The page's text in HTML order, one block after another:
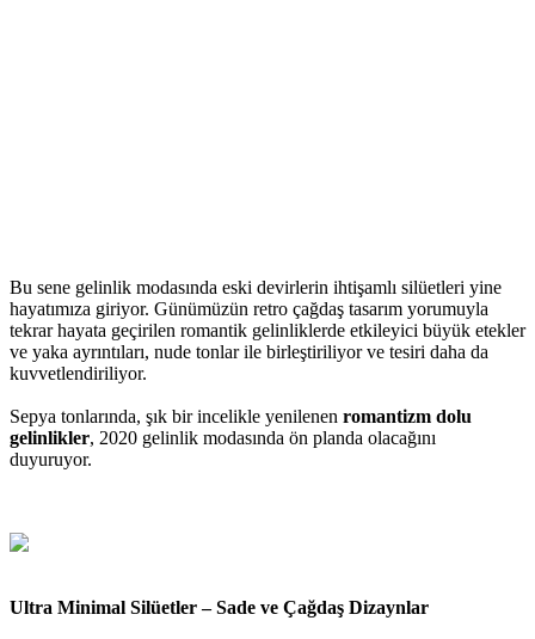
Bu sene gelinlik modasında eski devirlerin ihtişamlı silüetleri yine
hayatımıza giriyor. Günümüzün retro çağdaş tasarım yorumuyla
tekrar hayata geçirilen romantik gelinliklerde etkileyici büyük etekler
ve yaka ayrıntıları, nude tonlar ile birleştiriliyor ve tesiri daha da
kuvvetlendiriliyor.
Sepya tonlarında, şık bir incelikle yenilenen romantizm dolu
gelinlikler, 2020 gelinlik modasında ön planda olacağını
duyuruyor.
Ultra Minimal Silüetler – Sade ve Çağdaş Dizaynlar